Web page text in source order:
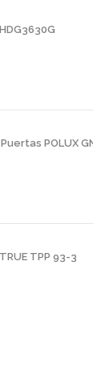
POLUX
TPP 93-3